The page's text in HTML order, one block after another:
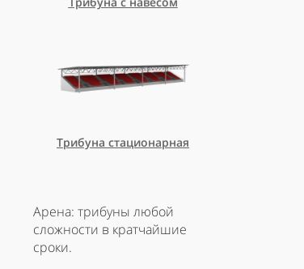
Трибуна стационарная
Арена: трибуны любой
сложности в кратчайшие
сроки.